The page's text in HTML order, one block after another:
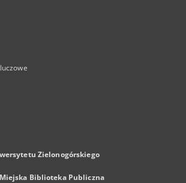
Zielonogórskiego
Biblioteka Publiczna